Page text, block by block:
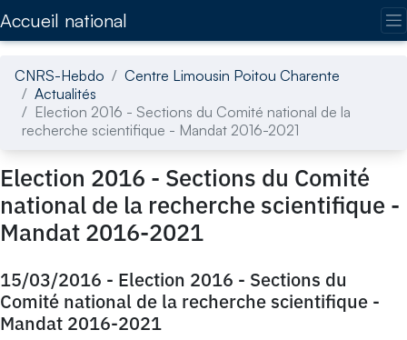
Accueil national
CNRS-Hebdo
Centre Limousin Poitou Charente
Actualités
Election 2016 - Sections du Comité national de la
recherche scientifique - Mandat 2016-2021
Election 2016 - Sections du Comité
national de la recherche scientifique -
Mandat 2016-2021
15/03/2016 - Election 2016 - Sections du
Comité national de la recherche scientifique -
Mandat 2016-2021